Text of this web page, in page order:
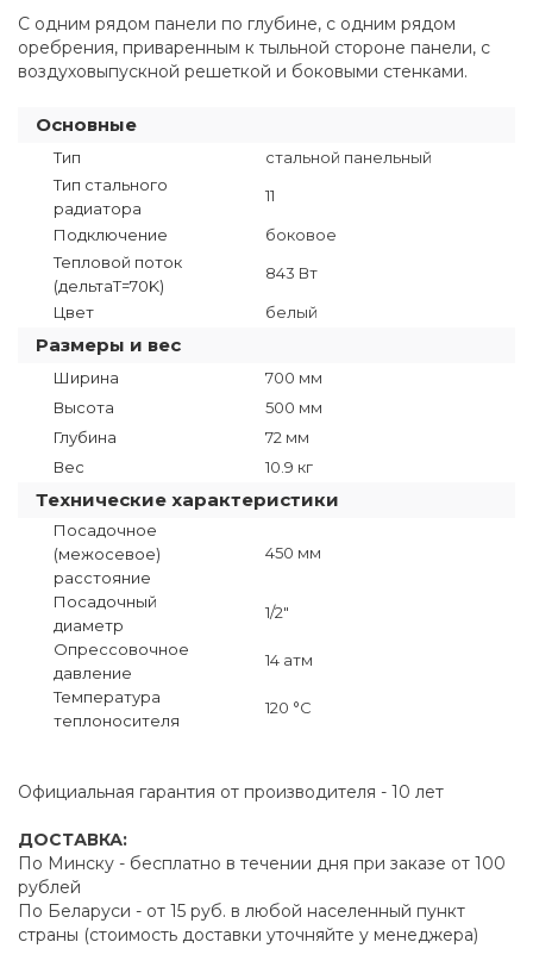
С одним рядом панели по глубине, с одним рядом
оребрения, приваренным к тыльной стороне панели, с
воздуховыпускной решеткой и боковыми стенками.
Основные
Тип
стальной панельный
Тип стального
радиатора
11
Подключение
боковое
Тепловой поток
(дельтаT=70K)
843 Вт
Цвет белый
Размеры и вес
Ширина
700 мм
Высота
500 мм
Глубина
72 мм
Вес
10.9 кг
Технические характеристики
Посадочное
(межосевое)
расстояние
450 мм
Посадочный
диаметр
1/2"
Опрессовочное
давление
14 атм
Температура
теплоносителя
120 °C
Официальная гарантия от производителя - 10 лет
ДОСТАВКА:
По Минску - бесплатно в течении дня при заказе от 100
рублей
По Беларуси - от 15 руб. в любой населенный пункт
страны (стоимость доставки уточняйте у менеджера)